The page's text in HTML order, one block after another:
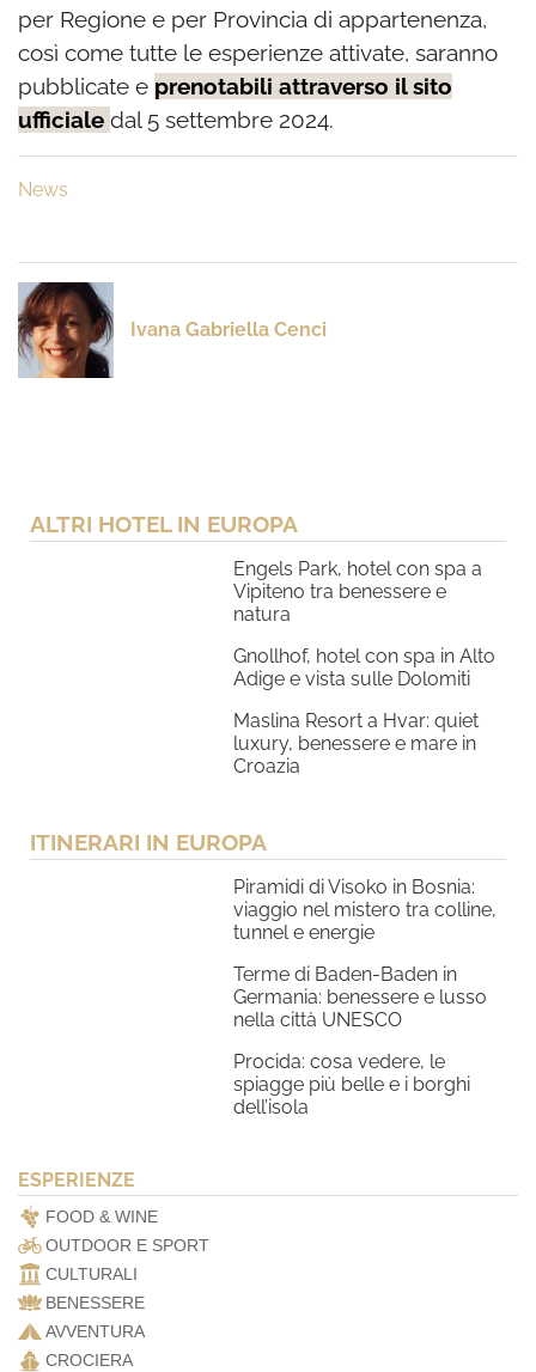
per Regione e per Provincia di appartenenza,
così come tutte le esperienze attivate, saranno
pubblicate e prenotabili attraverso il sito
ufficiale dal 5 settembre 2024.
News
Ivana Gabriella Cenci
ALTRI HOTEL IN EUROPA
Engels Park, hotel con spa a
Vipiteno tra benessere e
natura
Gnollhof, hotel con spa in Alto
Adige e vista sulle Dolomiti
Maslina Resort a Hvar: quiet
luxury, benessere e mare in
Croazia
ITINERARI IN EUROPA
Piramidi di Visoko in Bosnia:
viaggio nel mistero tra colline,
tunnel e energie
Terme di Baden-Baden in
Germania: benessere e lusso
nella città UNESCO
Procida: cosa vedere, le
spiagge più belle e i borghi
dell’isola
ESPERIENZE
FOOD & WINE
OUTDOOR E SPORT
CULTURALI
BENESSERE
AVVENTURA
CROCIERA